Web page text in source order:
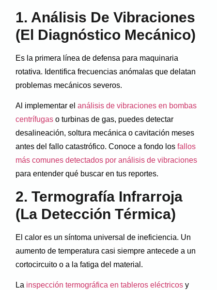
1. Análisis De Vibraciones
(El Diagnóstico Mecánico)
Es la primera línea de defensa para maquinaria
rotativa. Identifica frecuencias anómalas que delatan
problemas mecánicos severos.
Al implementar elanálisis de vibraciones en bombas
centrífugas o turbinas de gas, puedes detectar
desalineación, soltura mecánica o cavitación meses
antes del fallo catastrófico. Conoce a fondo losfallos
más comunes detectados por análisis de vibraciones
para entender qué buscar en tus reportes.
2. Termografía Infrarroja
(La Detección Térmica)
El calor es un síntoma universal de ineficiencia. Un
aumento de temperatura casi siempre antecede a un
cortocircuito o a la fatiga del material.
La inspección termográfica en tableros eléctricos y